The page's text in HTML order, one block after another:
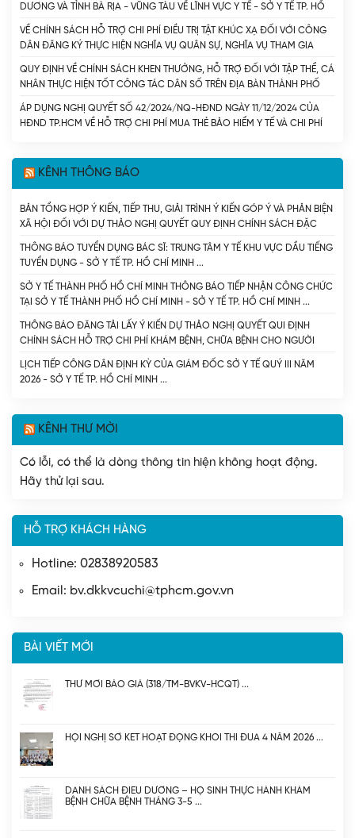
DƯƠNG VÀ TỈNH BÀ RỊA - VŨNG TÀU VỀ LĨNH VỰC Y TẾ - SỞ Y TẾ TP. HỒ
CHÍ MINH
VỀ CHÍNH SÁCH HỖ TRỢ CHI PHÍ ĐIỀU TRỊ TẬT KHÚC XẠ ĐỐI VỚI CÔNG
DÂN ĐĂNG KÝ THỰC HIỆN NGHĨA VỤ QUÂN SỰ, NGHĨA VỤ THAM GIA
CÔNG AN NHÂN DÂN - SỞ Y TẾ TP. HỒ CHÍ MINH
QUY ĐỊNH VỀ CHÍNH SÁCH KHEN THƯỞNG, HỖ TRỢ ĐỐI VỚI TẬP THỂ, CÁ
NHÂN THỰC HIỆN TỐT CÔNG TÁC DÂN SỐ TRÊN ĐỊA BÀN THÀNH PHỐ
HỒ CHÍ MINH. - SỞ Y TẾ TP. HỒ CHÍ MINH
ÁP DỤNG NGHỊ QUYẾT SỐ 42/2024/NQ-HĐND NGÀY 11/12/2024 CỦA
HĐND TP.HCM VỀ HỖ TRỢ CHI PHÍ MUA THẺ BẢO HIỂM Y TẾ VÀ CHI PHÍ
KÊNH THÔNG BÁO
BẢN TỔNG HỢP Ý KIẾN, TIẾP THU, GIẢI TRÌNH Ý KIẾN GÓP Ý VÀ PHẢN BIỆN
XÃ HỘI ĐỐI VỚI DỰ THẢO NGHỊ QUYẾT QUY ĐỊNH CHÍNH SÁCH ĐẶC
THÙ HỖ TRỢ ĐÀO TẠO BÁC SĨ NỘI TRÚ ĐÁP ỨNG NHU CẦU PHÁT TRIỂN
CHUYÊN SÂU CỦA NGÀNH Y TẾ THÀNH PHỐ HỒ CHÍ MINH - SỞ Y TẾ TP.
HỒ CHÍ MINH
THÔNG BÁO TUYỂN DỤNG BÁC SĨ: TRUNG TÂM Y TẾ KHU VỰC DẦU TIẾNG
TUYỂN DỤNG - SỞ Y TẾ TP. HỒ CHÍ MINH
SỞ Y TẾ THÀNH PHỐ HỒ CHÍ MINH THÔNG BÁO TIẾP NHẬN CÔNG CHỨC
TẠI SỞ Y TẾ THÀNH PHỐ HỒ CHÍ MINH - SỞ Y TẾ TP. HỒ CHÍ MINH
THÔNG BÁO ĐĂNG TẢI LẤY Ý KIẾN DỰ THẢO NGHỊ QUYẾT QUI ĐỊNH
CHÍNH SÁCH HỖ TRỢ CHI PHÍ KHÁM BỆNH, CHỮA BỆNH CHO NGƯỜI
BỆNH CHẠY THẬN NHÂN TẠO VÀ DỰ THẢO NGHỊ QUYẾT CỦA HỘI ĐỒNG
NHÂN DÂN THÀNH PHỐ QUY ĐỊNH MỨC HỖ TRỢ ĐÓNG BẢO HIỂM Y TẾ
CHO NGƯỜI CAO TUỔI, HỌC SINH TRÊN ĐỊA BÀN THÀNH PHỐ HỒ CHÍ
LỊCH TIẾP CÔNG DÂN ĐỊNH KỲ CỦA GIÁM ĐỐC SỞ Y TẾ QUÝ III NĂM
2026 - SỞ Y TẾ TP. HỒ CHÍ MINH
KÊNH THƯ MỜI
Có lỗi, có thể là dòng thông tin hiện không hoạt động.
Hãy thử lại sau.
HỖ TRỢ KHÁCH HÀNG
Hotline: 02838920583
Email: bv.dkkvcuchi@tphcm.gov.vn
BÀI VIẾT MỚI
THƯ MỜI BÁO GIÁ (318/TM-BVKV-HCQT)
HỘI NGHỊ SƠ KẾT HOẠT ĐỘNG KHỐI THI ĐUA 4 NĂM 2026
DANH SÁCH ĐIỀU DƯỠNG – HỘ SINH THỰC HÀNH KHÁM
BỆNH CHỮA BỆNH THÁNG 3-5